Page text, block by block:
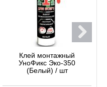
Клей монтажный
УноФикс Эко-350
(Белый) / шт